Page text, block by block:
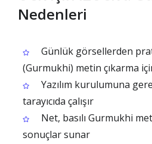
Nedenleri
Günlük görsellerden
(Gurmukhi) metin çıkarma
Yazılım kurulumuna
tarayıcıda çalışır
Net, basılı Gurmukhi
sonuçlar sunar